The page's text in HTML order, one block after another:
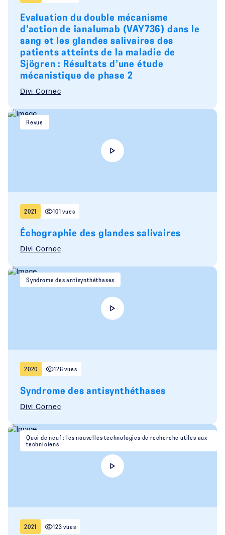
Evaluation du double mécanisme
d’action de ianalumab (VAY736) dans le
sang et les glandes salivaires des
patients atteints de la maladie de
Sjögren : Résultats d’une étude
mécanistique de phase 2
Divi Cornec
Revue
2021 101 vues
Échographie des glandes salivaires
Divi Cornec
Syndrome des antisynthéthases
2020 126 vues
Syndrome des antisynthéthases
Divi Cornec
Quoi de neuf : les nouvelles technologies de recherche utiles aux
techniciens
2021 123 vues